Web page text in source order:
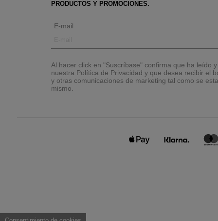
PRODUCTOS Y PROMOCIONES.
E-mail
Al hacer click en "Suscríbase" confirma que ha leído
nuestra Política de Privacidad y que desea recibir el
y otras comunicaciones de marketing tal como se
mismo.